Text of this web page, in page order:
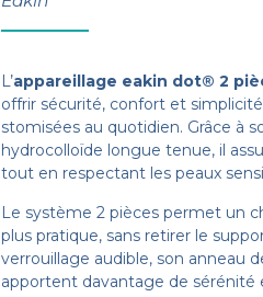
L’appareillage eakin dot® 2
offrir sécurité, confort et
stomisées au quotidien. Grâce à
hydrocolloïde longue tenue, il
tout en respectant les peaux
Le système 2 pièces permet un
plus pratique, sans retirer le
verrouillage audible, son anneau
apportent davantage de sérénité